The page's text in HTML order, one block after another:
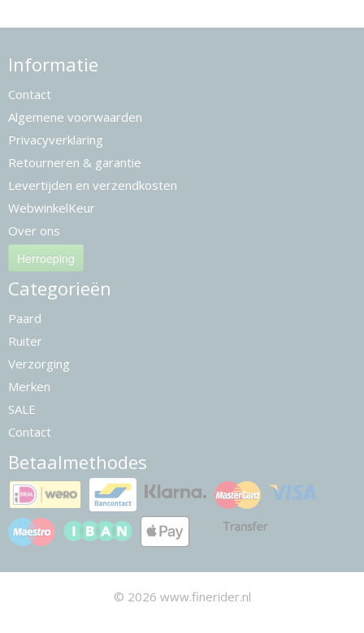
Informatie
Contact
Algemene voorwaarden
Privacyverklaring
Retourneren & garantie
Levertijden en verzendkosten
WebwinkelKeur
Over ons
Herroeping
Categorieën
Paard
Ruiter
Verzorging
Merken
SALE
Contact
Betaalmethodes
© 2026 www.finerider.nl